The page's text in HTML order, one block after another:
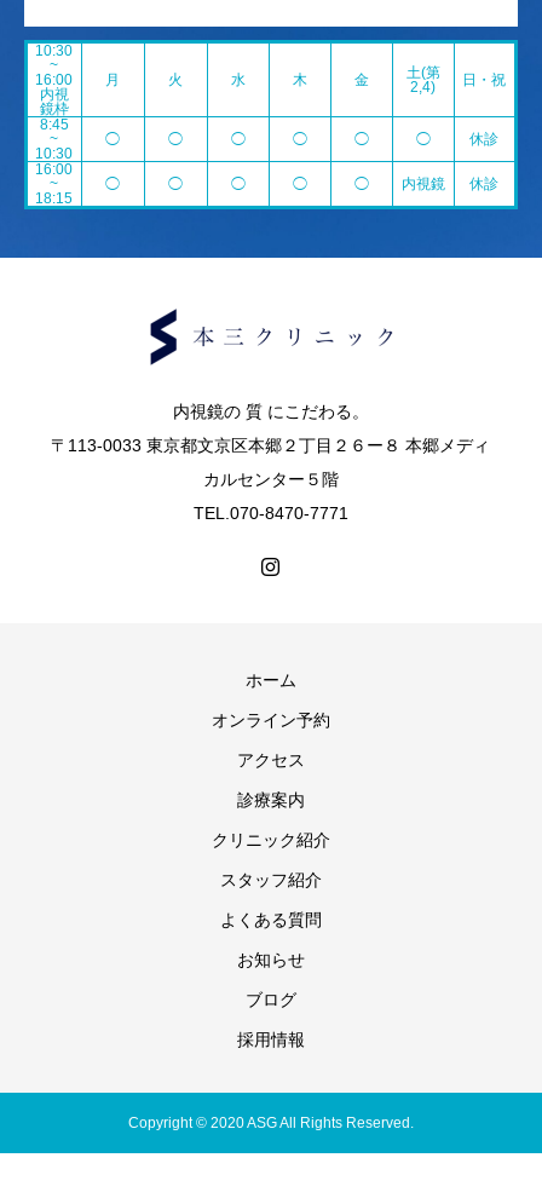
10:30
~
16:00
内視
鏡枠
月 火 水 木 金
土(第
2,4)
日・祝
8:45
~
10:30
◯ ◯ ◯ ◯ ◯ ◯
休診
16:00
~
18:15
◯ ◯ ◯ ◯ ◯ 内視鏡 休診
内視鏡の 質 にこだわる。
〒113-0033 東京都文京区本郷２丁目２６ー８ 本郷メディ
カルセンター５階
TEL.070-8470-7771
ホーム
オンライン予約
アクセス
診療案内
クリニック紹介
スタッフ紹介
よくある質問
お知らせ
ブログ
採用情報
Copyright © 2020 ASG All Rights Reserved.